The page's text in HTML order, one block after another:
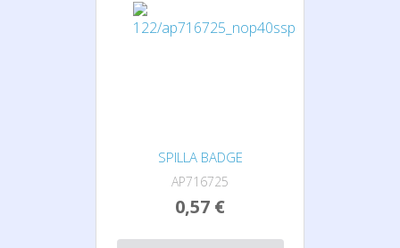
SPILLA BADGE
AP716725
0,57 €